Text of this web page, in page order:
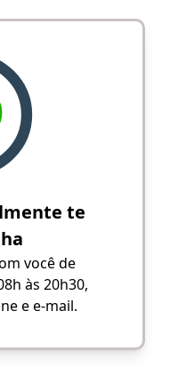
te
você de
às 20h30,
e e-mail.